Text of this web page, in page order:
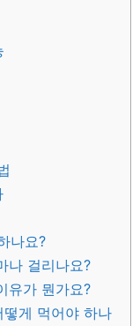
나요?
나 걸리나요?
유가 뭔가요?
게 먹어야 하나